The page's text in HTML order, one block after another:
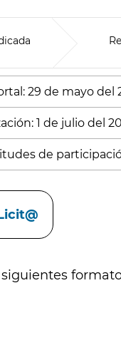
29 de mayo del
1 de julio del
de